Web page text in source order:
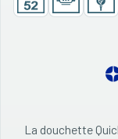
La douchette